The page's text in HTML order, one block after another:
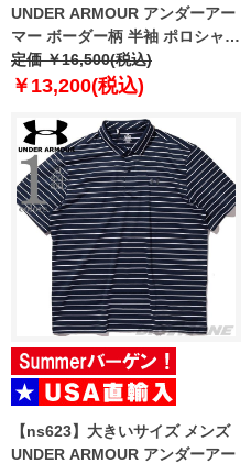
UNDER ARMOUR アンダーアー
マー ボーダー柄 半袖 ポロシャツ
USA直輸入 6010980-001
定価 ￥16,500(税込)
￥13,200(税込)
【ns623】大きいサイズ メンズ
UNDER ARMOUR アンダーアー